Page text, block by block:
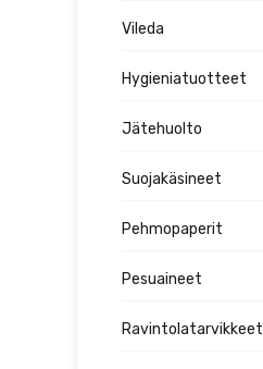
Vileda
Hygieniatuotteet
Jätehuolto
Suojakäsineet
Pehmopaperit
Pesuaineet
Ravintolatarvikkeet